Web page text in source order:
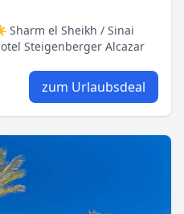
Sharm el Sheikh / Sinai
Steigenberger Alcazar
zum Urlaubsdeal